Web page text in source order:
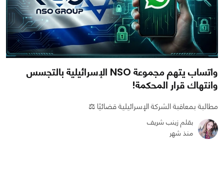
واتساب يتهم مجموعة NSO الإسرائيلية بالتجسس
وانتهاك قرار المحكمة!
مطالبة بمعاقبة الشركة الإسرائيلية قضائيًا ⚖️
بقلم زينب شريف
منذ شهر